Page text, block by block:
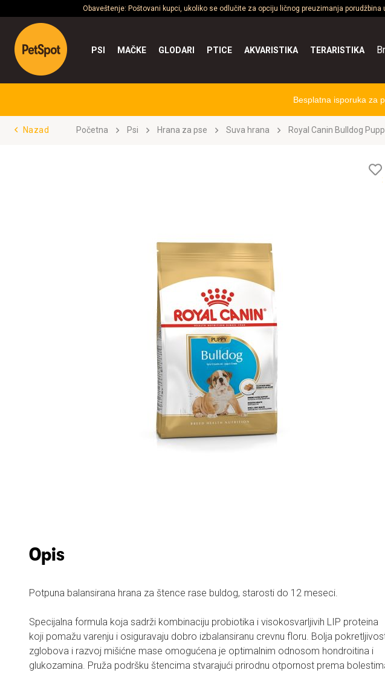
Obaveštenje: Poštovani kupci, ukoliko se odlučite za opciju ličnog preuzimanja
PSI MAČKE GLODARI PTICE AKVARISTIKA TERARISTIKA
Besplatna isporuka za
Nazad Početna Psi Hrana za pse Suva hrana Royal Canin Bulldog
Opis
Potpuna balansirana hrana za štence rase buldog, starosti do 12 meseci.
Specijalna formula koja sadrži kombinaciju probiotika i visokosvarljivih LIP proteina
koji pomažu varenju i osiguravaju dobro izbalansiranu crevnu floru. Bolja
zglobova i razvoj mišićne mase omogućena je optimalnim odnosom hondroitina i
glukozamina. Pruža podršku štencima stvarajući prirodnu otpornost prema